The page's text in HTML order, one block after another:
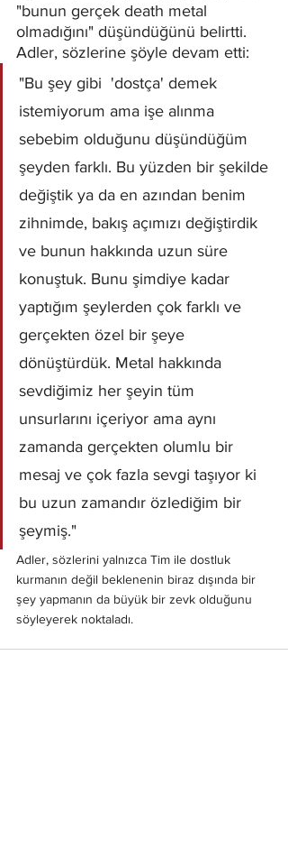
"bunun gerçek death metal
olmadığını" düşündüğünü belirtti.
Adler, sözlerine şöyle devam etti:
"Bu şey gibi  'dostça' demek
istemiyorum ama işe alınma
sebebim olduğunu düşündüğüm
şeyden farklı. Bu yüzden bir şekilde
değiştik ya da en azından benim
zihnimde, bakış açımızı değiştirdik
ve bunun hakkında uzun süre
konuştuk. Bunu şimdiye kadar
yaptığım şeylerden çok farklı ve
gerçekten özel bir şeye
dönüştürdük. Metal hakkında
sevdiğimiz her şeyin tüm
unsurlarını içeriyor ama aynı
zamanda gerçekten olumlu bir
mesaj ve çok fazla sevgi taşıyor ki
bu uzun zamandır özlediğim bir
şeymiş."
Adler, sözlerini yalnızca Tim ile dostluk
kurmanın değil beklenenin biraz dışında bir
şey yapmanın da büyük bir zevk olduğunu
söyleyerek noktaladı.